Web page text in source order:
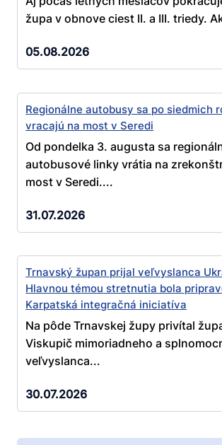
župa v obnove ciest II. a III. triedy.
05.08.2026
Regionálne autobusy sa po siedmich
vracajú na most v Seredi
Od pondelka 3. augusta sa
autobusové linky vrátia na
most v Seredi....
31.07.2026
Trnavský župan prijal veľvyslanca
Hlavnou témou stretnutia bola
Karpatská integračná iniciatíva
Na pôde Trnavskej župy privítal
Viskupič mimoriadneho a
veľvyslanca...
30.07.2026